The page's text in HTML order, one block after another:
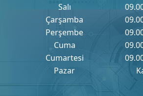
Salı
Çarşamba
Perşembe
Cuma
Cumartesi
Pazar